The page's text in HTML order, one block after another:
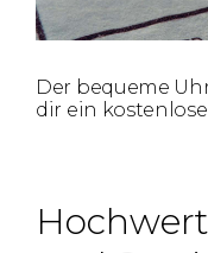
Der bequeme
dir ein